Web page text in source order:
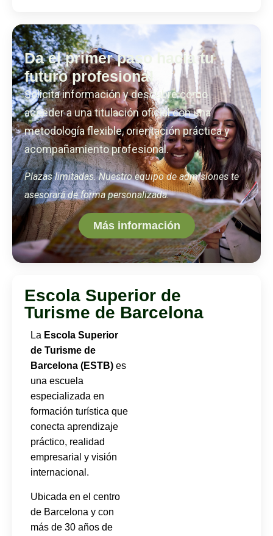
Da el primer paso hacia tu
futuro profesional
Solicita información y descubre cómo
acceder a una titulación oficial con una
metodología flexible, orientación práctica y
acompañamiento profesional.
Plazas limitadas. Nuestro equipo de admisiones te
asesorará de forma personalizada.
Más información
Escola Superior de
Turisme de Barcelona
La Escola Superior
de Turisme de
Barcelona (ESTB) es
una escuela
especializada en
formación turística que
conecta aprendizaje
práctico, realidad
empresarial y visión
internacional.
Ubicada en el centro
de Barcelona y con
más de 30 años de